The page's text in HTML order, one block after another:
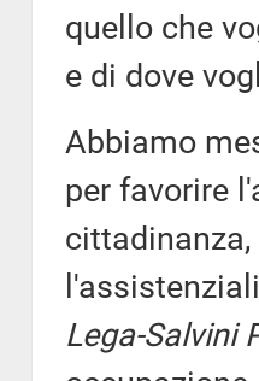
quello che
e di dove
Abbiamo
per favorire
Lega-Salvini